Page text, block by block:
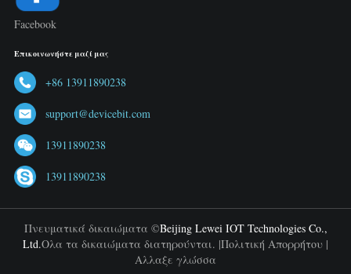
Facebook
Επικοινωνήστε μαζί μας
+86 13911890238
support@devicebit.com
13911890238
13911890238
Πνευματικά δικαιώματα ©Beijing Lewei IOT Technologies Co.,
Ltd.Ολα τα δικαιώματα διατηρούνται. |Πολιτική Απορρήτου |
Αλλαξε γλώσσα